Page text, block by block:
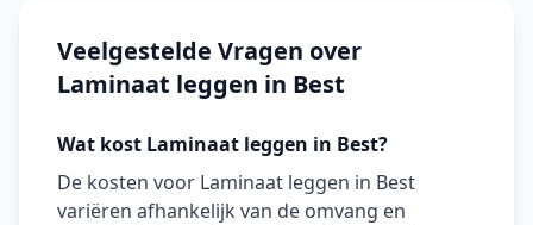
Veelgestelde Vragen over
Laminaat leggen in Best
Wat kost Laminaat leggen in Best?
De kosten voor Laminaat leggen in Best
variëren afhankelijk van de omvang en